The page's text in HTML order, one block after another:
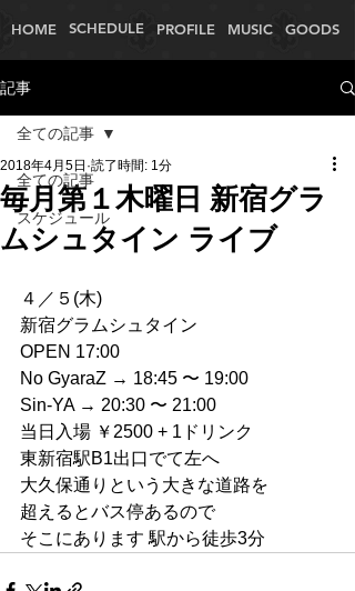
HOME SCHEDULE PROFILE MUSIC GOODS
記事
全ての記事
スケジュール
全ての記事
毎月第１木曜日 新宿グラ
ムシュタイン ライブ
2018年4月5日 読了時間: 1分
４／５(木)
新宿グラムシュタイン
OPEN 17:00
No GyaraZ → 18:45 〜 19:00
Sin-YA → 20:30 〜 21:00
当日入場 ￥2500 + 1ドリンク
東新宿駅B1出口でて左へ
大久保通りという大きな道路を
超えるとバス停あるので
そこにあります 駅から徒歩3分